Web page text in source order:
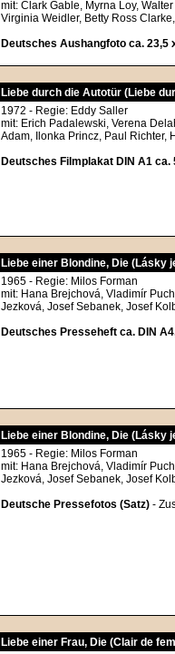
mit: Clark Gable, Myrna Loy,
Virginia Weidler, Betty Ross
Deutsches Aushangfoto ca. 23,5
Liebe durch die Autotür (Liebe
1972 - Regie: Eddy Saller
mit: Erich Padalewski, Verena
Adam, Ilonka Princz, Paul Richter,
Deutsches Filmplakat DIN A1 ca.
Liebe einer Blondine, Die (Lásky
1965 - Regie: Milos Forman
mit: Hana Brejchová, Vladimír
Jezková, Josef Sebanek, Josef
Deutsches Presseheft ca. DIN
Liebe einer Blondine, Die (Lásky
1965 - Regie: Milos Forman
mit: Hana Brejchová, Vladimír
Jezková, Josef Sebanek, Josef
Deutsche Pressefotos (Satz) -
Liebe einer Frau, Die (Clair de